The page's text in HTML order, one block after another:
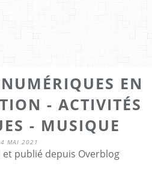
EN
- ACTIVITÉS
- MUSIQUE
MAI 2021
et publié depuis Overblog